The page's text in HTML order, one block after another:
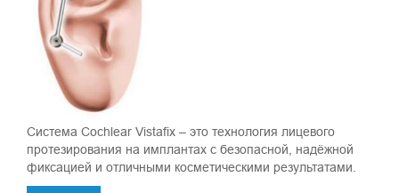
Система Cochlear Vistafix – это технология лицевого
протезирования на имплантах с безопасной, надёжной
фиксацией и отличными косметическими результатами.